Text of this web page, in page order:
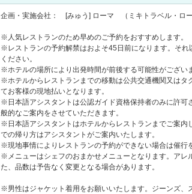
企画・実施会社： [みゅう] ローマ （ミキトラベル・ロー
※人気レストランのため早めのご予約をおすすめします。
※レストランの予約解禁はおよそ45日前になります。そ
ください。
※ホテルの場所により出発時間が前後する可能性がござい
※ホテルからレストランまでの移動は公共交通機関又はタ
てお客様の現地払いとなります。
※日本語アシスタントは公認ガイド資格保持者のみに許
般的なご案内をさせていただきます。
※日本語アシスタントはホテルからレストランまでご案内
での帰り方はアシスタントがご案内いたします。
※現地事情によりレストランの予約ができない場合は催行
※メニューはシェフのおまかせメニューとなります。アレ
た、品数は予告なく変更となる場合があります。
※男性はジャケット着用をお願いいたします。ジーンズ、